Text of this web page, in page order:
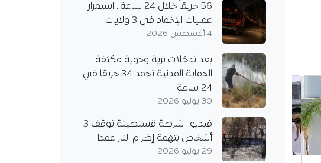
56 حريقاً خلال 24 ساعة.. استمرار
عمليات الإخماد في 3 ولايات
4 أغسطس 2026
بعد تدخلات برية وجوية مكثفة..
الحماية المدنية تخمد 34 حريقا في
24 ساعة
30 يوليو 2026
فيديو.. شرطة قسنطينة توقف 3
أشخاص بتهمة إضرام النار عمدا
29 يوليو 2026